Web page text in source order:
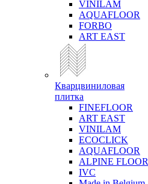
VINILAM
AQUAFLOOR
FORBO
ART EAST
Кварцвиниловая
плитка
FINEFLOOR
ART EAST
VINILAM
ECOCLICK
AQUAFLOOR
ALPINE FLOOR
IVC